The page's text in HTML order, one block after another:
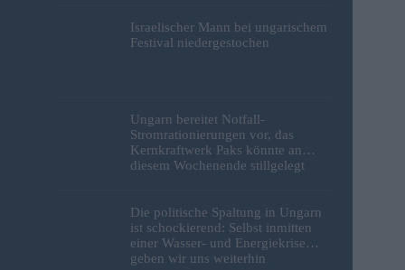
Israelischer Mann bei ungarischem
Festival niedergestochen
Ungarn bereitet Notfall-
Stromrationierungen vor, das
Kernkraftwerk Paks könnte an
diesem Wochenende stillgelegt
Die politische Spaltung in Ungarn
ist schockierend: Selbst inmitten
einer Wasser- und Energiekrise
geben wir uns weiterhin